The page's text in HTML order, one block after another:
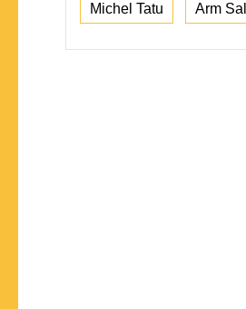
Michel Tatu Arm